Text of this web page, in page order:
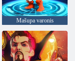
Mašupa varonis